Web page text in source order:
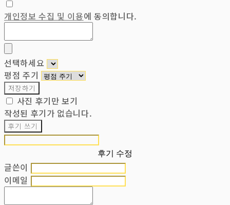
개인정보 수집 및 이용에 동의합니다.
선택하세요
평점 주기
저장하기
사진 후기만 보기
작성된 후기가 없습니다.
후기 쓰기
후기 수정
글쓴이
이메일